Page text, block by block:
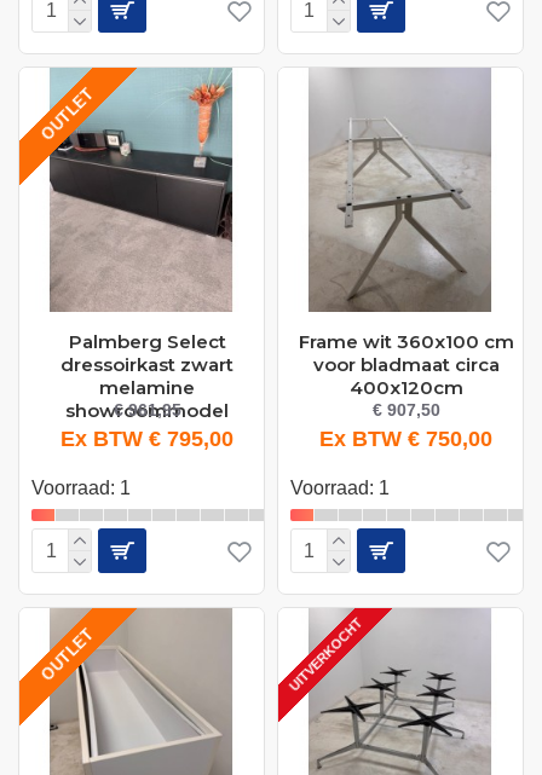
OUTLET
Palmberg Select
dressoirkast zwart
melamine
showroommodel
€ 961,95
Ex BTW € 795,00
Voorraad: 1
Frame wit 360x100 cm
voor bladmaat circa
400x120cm
€ 907,50
Ex BTW € 750,00
Voorraad: 1
OUTLET UITVERKOCHT